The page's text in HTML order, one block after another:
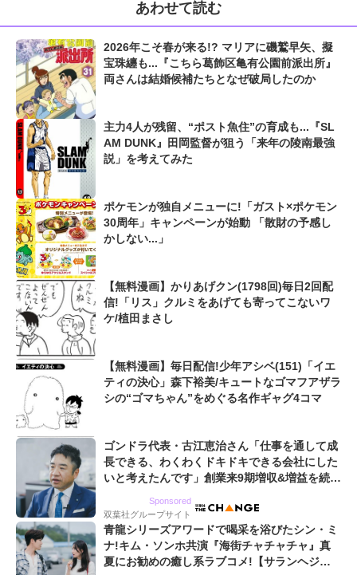
あわせて読む
2026年こそ春が来る!? マリアに磯鷲早矢、擬
宝珠纏も...『こちら葛飾区亀有公園前派出所』
両さんは結婚候補たちとなぜ破局したのか
主力4人が残留、“ポスト魚住”の育成も...『SL
AM DUNK』田岡監督が狙う「来年の陵南最強
説」を考えてみた
ポケモンが独自メニューに!「ガスト×ポケモン
30周年」キャンペーンが始動 「散財の予感し
かしない...」
【無料漫画】かりあげクン(1798回)毎日2回配
信!「リス」クルミをあげても寄ってこないワ
ケ/植田まさし
【無料漫画】毎日配信!少年アシベ(151)「イエ
ティの決心」森下裕美/キュートなゴマフアザラ
シの“ゴマちゃん”をめぐる名作ギャグ4コマ
ゴンドラ代表・古江恵治さん「仕事を通して成
長できる、わくわくドキドキできる会社にした
いと考えたんです」創業来9期増収&増益を続け
Sponsored
双葉社グループサイト
青龍シリーズアワードで喝采を浴びたシン・ミ
ナ!キム・ソンホ共演『海街チャチャチャ』真
夏にお勧めの癒し系ラブコメ!【サランヘジョ